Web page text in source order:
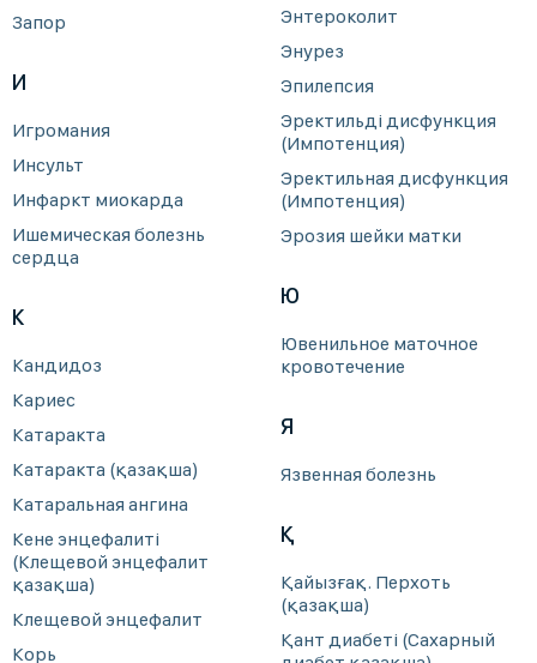
Запор
И
Игромания
Инсульт
Инфаркт миокарда
Ишемическая болезнь
сердца
К
Кандидоз
Кариес
Катаракта
Катаракта (қазақша)
Катаральная ангина
Кене энцефалиті
(Клещевой энцефалит
қазақша)
Клещевой энцефалит
Корь
Энтероколит
Энурез
Эпилепсия
Эректильді дисфункция
(Импотенция)
Эректильная дисфункция
(Импотенция)
Эрозия шейки матки
Ю
Ювенильное маточное
кровотечение
Я
Язвенная болезнь
Қ
Қайызғақ. Перхоть
(қазақша)
Қант диабеті (Сахарный